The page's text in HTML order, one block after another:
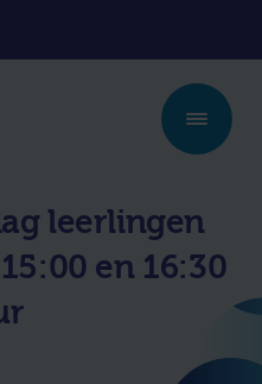
Borne
Avila College
leerlingen
en 16:30